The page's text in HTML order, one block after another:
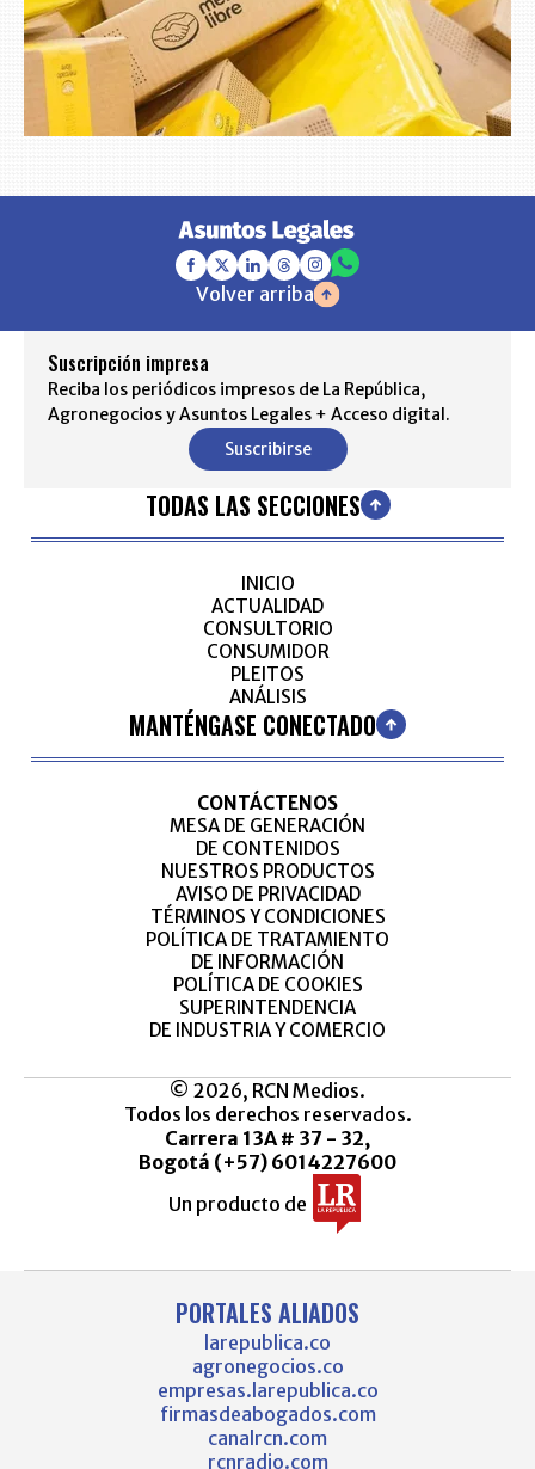
Volver arriba
Suscripción impresa
Reciba los periódicos impresos de La República,
Agronegocios y Asuntos Legales + Acceso digital.
Suscribirse
TODAS LAS SECCIONES
INICIO
ACTUALIDAD
CONSULTORIO
CONSUMIDOR
PLEITOS
ANÁLISIS
MANTÉNGASE CONECTADO
CONTÁCTENOS
MESA DE GENERACIÓN
DE CONTENIDOS
NUESTROS PRODUCTOS
AVISO DE PRIVACIDAD
TÉRMINOS Y CONDICIONES
POLÍTICA DE TRATAMIENTO
DE INFORMACIÓN
POLÍTICA DE COOKIES
SUPERINTENDENCIA
DE INDUSTRIA Y COMERCIO
© 2026, RCN Medios.
Todos los derechos reservados.
Carrera 13A # 37 - 32,
Bogotá (+57) 6014227600
Un producto de
PORTALES ALIADOS
larepublica.co
agronegocios.co
empresas.larepublica.co
firmasdeabogados.com
canalrcn.com
rcnradio.com